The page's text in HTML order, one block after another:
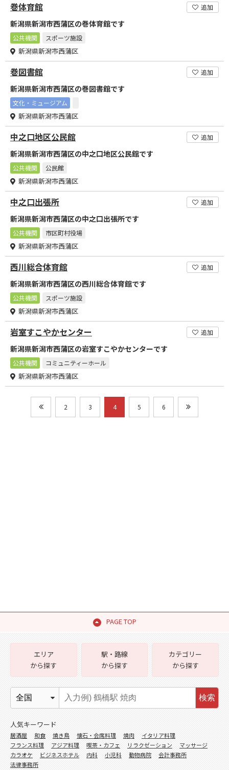
巻体育館 追加
新潟県新潟市西蒲区の巻体育館です
公共機関 スポーツ施設
新潟県新潟市西蒲区
巻図書館 追加
新潟県新潟市西蒲区の巻図書館です
文化・ミュージアム
新潟県新潟市西蒲区
中之口地区公民館 追加
新潟県新潟市西蒲区の中之口地区公民館です
公共機関 公民館
新潟県新潟市西蒲区
中之口出張所 追加
新潟県新潟市西蒲区の中之口出張所です
公共機関 市区町村役場
新潟県新潟市西蒲区
西川総合体育館 追加
新潟県新潟市西蒲区の西川総合体育館です
公共機関 スポーツ施設
新潟県新潟市西蒲区
岩室すこやかセンター 追加
新潟県新潟市西蒲区の岩室すこやかセンターです
公共機関 コミュニティーホール
新潟県新潟市西蒲区
2 3 4 5 6
PAGE TOP
エリア
から探す
駅・路線
から探す
カテゴリー
から探す
検索
人気キーワード
居酒屋 和食 焼き鳥 懐石・会席料理 焼肉
イタリア料理
フランス料理
アジア料理 喫茶・カフェ リラクゼーション
マッサージ
カラオケ
ビジネスホテル 内科 小児科 動物病院
会計事務所
法律事務所